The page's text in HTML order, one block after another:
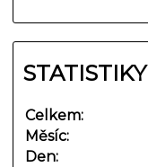
STATISTIKY
Celkem:
Měsíc:
Den: